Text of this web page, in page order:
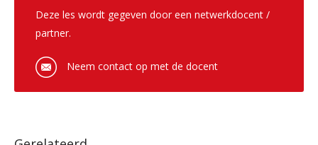
Deze les wordt gegeven door een netwerkdocent /
partner.
Neem contact op met de docent